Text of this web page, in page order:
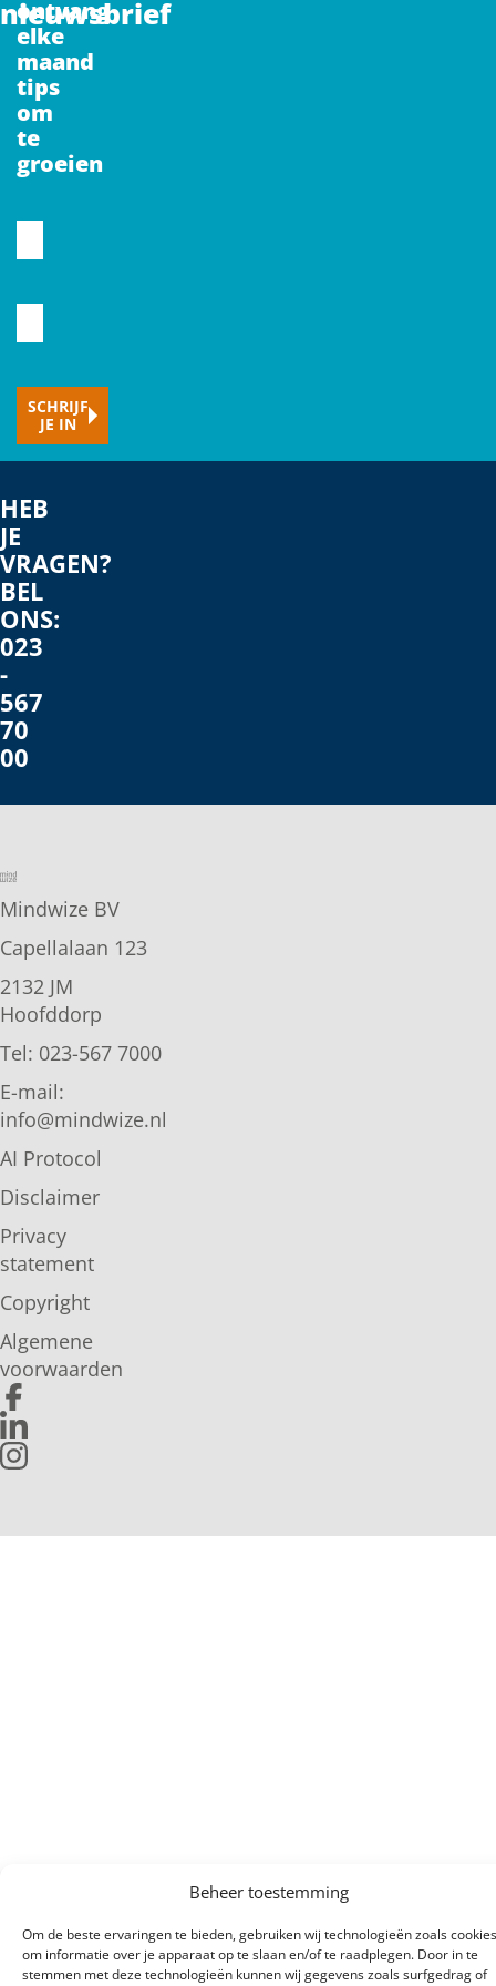
Beheer toestemming
Om de beste ervaringen te bieden, gebruiken wij technologieën zoals cookies
om informatie over je apparaat op te slaan en/of te raadplegen. Door in te
stemmen met deze technologieën kunnen wij gegevens zoals surfgedrag of
nieuwsbrief
ontvang
elke
maand
tips
om
te
groeien
CAPTCHA
hier
je
e-
mailadres
SCHRIJF
JE IN
HEB
JE
VRAGEN?
BEL
ONS:
023
-
567
70
00
Mindwize BV
Capellalaan 123
2132 JM
Hoofddorp
Tel: 023-567 7000
E-mail:
info@mindwize.nl
AI Protocol
Disclaimer
Privacy
statement
Copyright
Algemene
voorwaarden